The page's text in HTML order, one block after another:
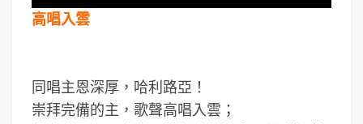
高唱入雲
同唱主恩深厚，哈利路亞！
崇拜完備的主，歌聲高唱入雲；